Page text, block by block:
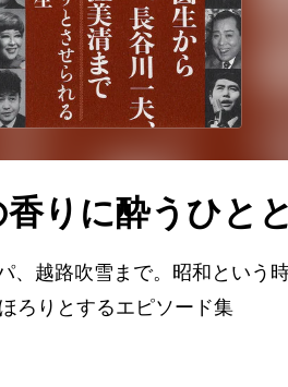
りに酔うひと
、越路吹雪まで。昭和という
ろりとするエピソード集